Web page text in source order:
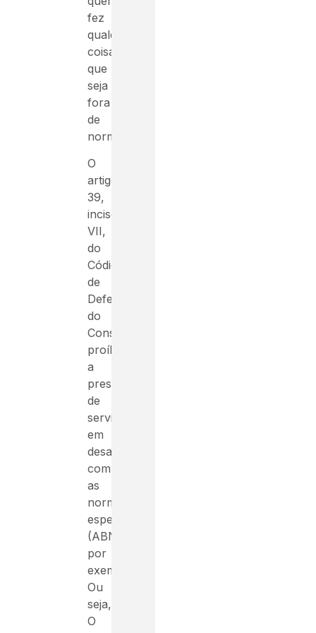
fez
qualquer
coisa
que
seja
fora
de
norma.
O
artigo
39,
inciso
VII,
do
Código
de
Defesa
do
Consumidor,
proíbe
a
prestação
de
serviços
em
desacordo
com
as
normas
específicas
(ABNT,
por
exemplo).
Ou
seja,
O